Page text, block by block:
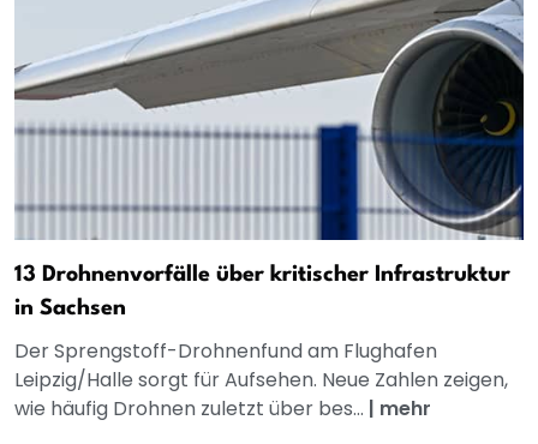
13 Drohnenvorfälle über kritischer Infrastruktur
in Sachsen
Der Sprengstoff-Drohnenfund am Flughafen
Leipzig/Halle sorgt für Aufsehen. Neue Zahlen zeigen,
wie häufig Drohnen zuletzt über bes... | mehr